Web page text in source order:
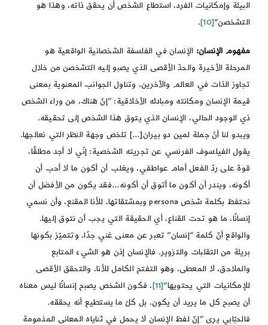
البيئة وإمكانيات الفرد، استطاع الشخص أن يحقق ذاته، وهذا هو
التشخصن”[10]
.
مفهوم الإنسان: الإنسان في الفلسفة الشخصانية الواقعية هو
المرحلة الأخيرة والحدّ الأقصى الذي يصبو إليه التشخصن من خلال
تجاوز الذات في العالم والآخرين، وتناول الجوانب المعنوية بمعنى
قيمة الإنسان ومكانته ومبادئه الأخلاقية: “إنّ هناك، من وراء الشخص
ذي الوجود الحالي، الإنسان الذي يتوق هذا الشخص إلى تحقيقه.
ويبدو لنا أنّ جملة لمين دو بيران[…] تلخص وجهة النظر التي نعالجها.
يقول الفيلسوف الفرنسي عن تجريته الشخصية: إنّي لا أجد مطلقًا،
قوة على ردّ الفعل أمام عواطفي، ويغلب أن أكون ما لا أحب أن
أكونه، ويندر أن أكون ما أتوق أن أكونه…فقد يكون من الأفضل أن
نحتفظ بكلمة شخص persona وبمشتقاتها، للأنا المقنع، وأن نسمي
إنسانًا، ما هو تحت القناع، أي الحقيقة التي يجب أن نتوق إليها.
والواقع أنّ كلمة “إنسان” تعبر عن معنى غني جدًا، وتتميّز بكونها
بريئة من التقلبات والتزوير. فالإنسان إذن هو الشيء المتابع
والملاحق، لا المعطى، وهو التفتح الكامل للأنا، والتحقق الأقصى
للإمكانيات التي يحتويها”[11]
، فكون الشخص يصبح إنسانًا ليس معناه
أن يصبح كل ما يريد أن يكون، بل كلّ ما يستطيع أنه يحققه.
فالحبّابي يرى “إنّ لفظ الإنسان لا يحمل في ثناياه المعانى المذمومة